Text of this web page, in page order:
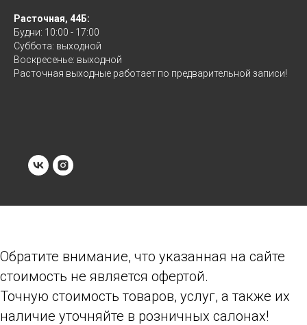
Расточная, 44Б:
Будни: 10:00 - 17:00
Суббота: выходной
Воскресенье: выходной
Расточная выходные работает по предварительной записи!
Обратите внимание, что указанная на сайте
стоимость не является офертой.
Точную стоимость товаров, услуг, а также их
наличие уточняйте в розничных салонах!